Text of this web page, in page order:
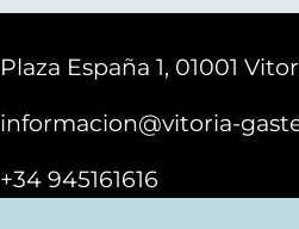
Plaza España 1, 01001
informacion@vitoria-
+34 945161616